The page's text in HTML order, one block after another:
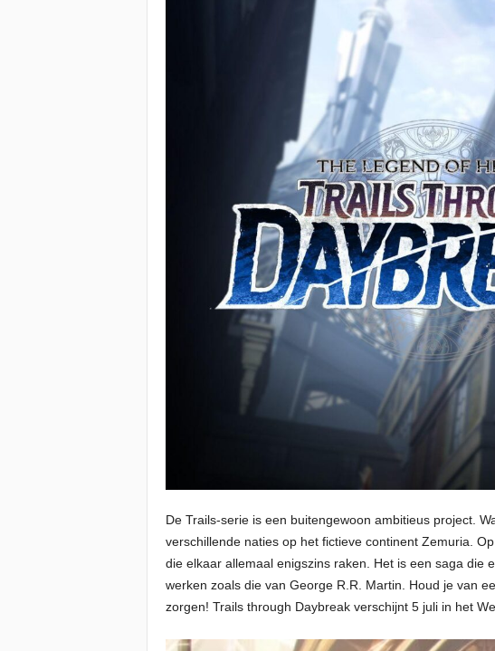
De Trails-serie is een buitengewoon ambitieus project.
verschillende naties op het fictieve continent Zemuria.
die elkaar allemaal enigszins raken. Het is een saga die
werken zoals die van George R.R. Martin. Houd je van
zorgen! Trails through Daybreak verschijnt 5 juli in het